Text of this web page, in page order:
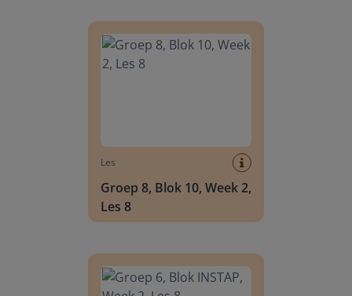
Les
Groep 8, Blok 10, Week 2,
Les 8